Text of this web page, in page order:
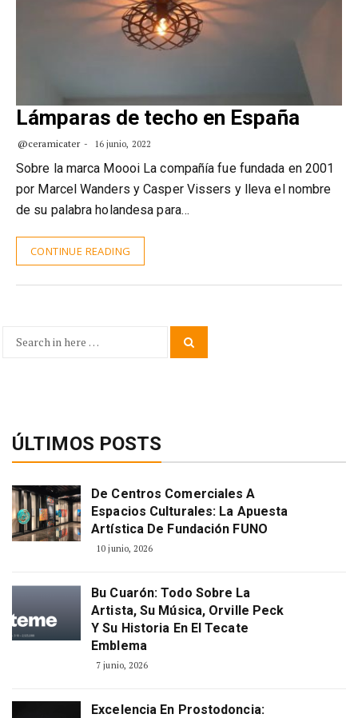
Lámparas de techo en España
@ceramicater 16 junio, 2022
Sobre la marca Moooi La compañía fue fundada en 2001
por Marcel Wanders y Casper Vissers y lleva el nombre
de su palabra holandesa para…
CONTINUE READING
Search
ÚLTIMOS POSTS
De Centros Comerciales A
Espacios Culturales: La Apuesta
Artística De Fundación FUNO
10 junio, 2026
Bu Cuarón: Todo Sobre La
Artista, Su Música, Orville Peck
Y Su Historia En El Tecate
Emblema
7 junio, 2026
Excelencia En Prostodoncia: